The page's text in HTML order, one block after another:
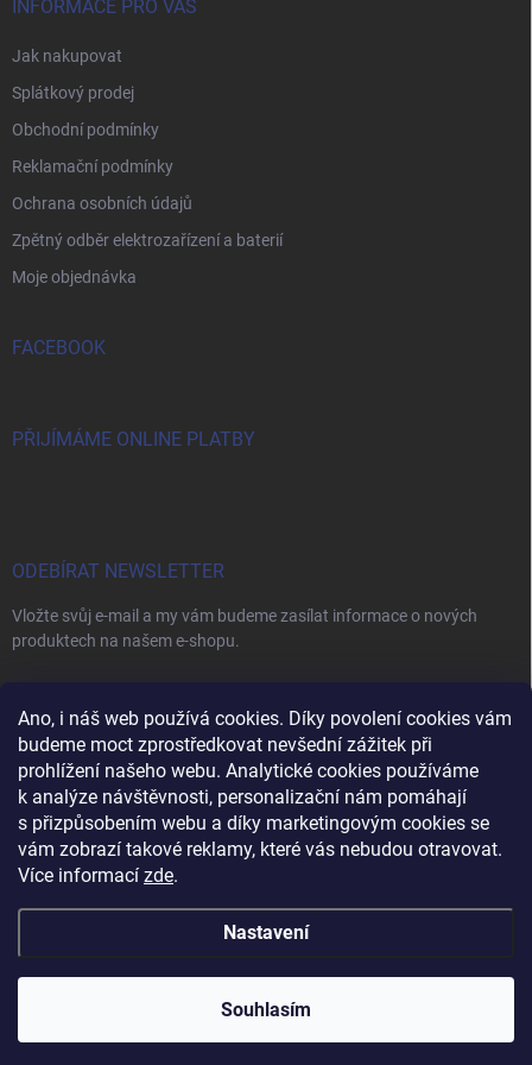
Ano, i náš web používá cookies. Díky povolení cookies vám
budeme moct zprostředkovat nevšední zážitek při
prohlížení našeho webu. Analytické cookies používáme
k analýze návštěvnosti, personalizační nám pomáhají
s přizpůsobením webu a díky marketingovým cookies se
vám zobrazí takové reklamy, které vás nebudou otravovat.
Více informací zde.
Nastavení
Souhlasím
INFORMACE PRO VÁS
Jak nakupovat
Splátkový prodej
Obchodní podmínky
Reklamační podmínky
Ochrana osobních údajů
Zpětný odběr elektrozařízení a baterií
Moje objednávka
FACEBOOK
PŘIJÍMÁME ONLINE PLATBY
ODEBÍRAT NEWSLETTER
Vložte svůj e-mail a my vám budeme zasílat informace o nových
produktech na našem e-shopu.
E-MAIL
Vložením e-mailu souhlasíte spodmínkami ochrany osobních údajů
Přihlásit se
Copyright 2026Vybavení pro salóny. Všechna práva vyhrazena.Upravit
nastavení cookies